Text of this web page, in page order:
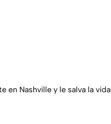
en Nashville y le salva la vida